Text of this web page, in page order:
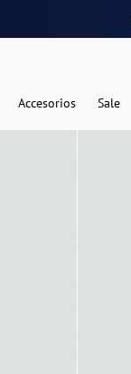
Accesorios Sale